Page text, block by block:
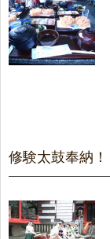
修験太鼓奉納！